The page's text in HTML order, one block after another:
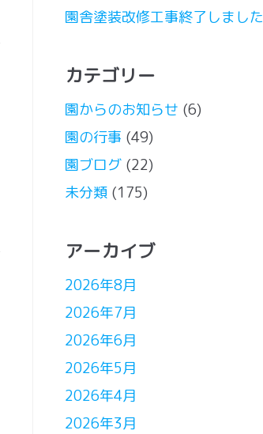
園舎塗装改修工事終了しました
カテゴリー
園からのお知らせ (6)
園の行事 (49)
園ブログ (22)
未分類 (175)
アーカイブ
2026年8月
2026年7月
2026年6月
2026年5月
2026年4月
2026年3月